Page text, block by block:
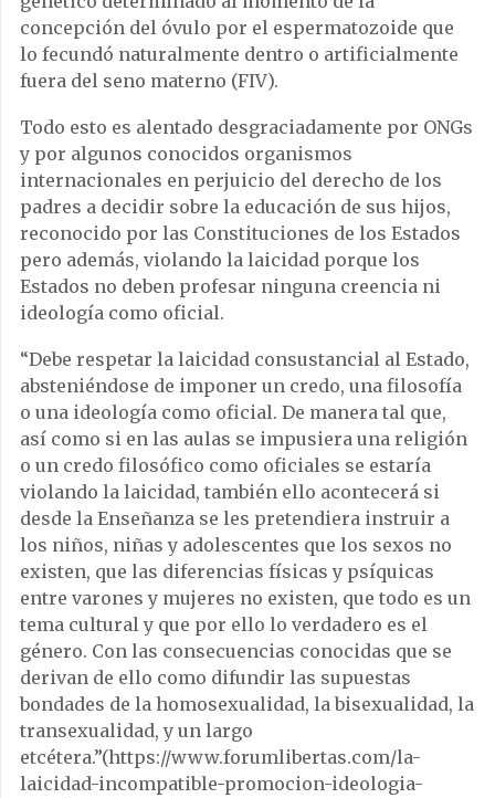
concepción del óvulo por el espermatozoide que
lo fecundó naturalmente dentro o artificialmente
fuera del seno materno (FIV).
Todo esto es alentado desgraciadamente por ONGs
y por algunos conocidos organismos
internacionales en perjuicio del derecho de los
padres a decidir sobre la educación de sus hijos,
reconocido por las Constituciones de los Estados
pero además, violando la laicidad porque los
Estados no deben profesar ninguna creencia ni
ideología como oficial.
“Debe respetar la laicidad consustancial al Estado,
absteniéndose de imponer un credo, una filosofía
o una ideología como oficial. De manera tal que,
así como si en las aulas se impusiera una religión
o un credo filosófico como oficiales se estaría
violando la laicidad, también ello acontecerá si
desde la Enseñanza se les pretendiera instruir a
los niños, niñas y adolescentes que los sexos no
existen, que las diferencias físicas y psíquicas
entre varones y mujeres no existen, que todo es un
tema cultural y que por ello lo verdadero es el
género. Con las consecuencias conocidas que se
derivan de ello como difundir las supuestas
bondades de la homosexualidad, la bisexualidad, la
transexualidad, y un largo
etcétera.”(https://www.forumlibertas.com/la-
laicidad-incompatible-promocion-ideologia-